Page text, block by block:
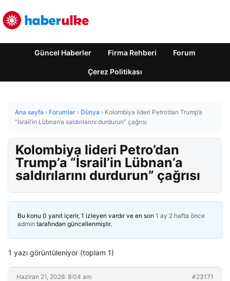
Güncel Haberler Firma Rehberi Forum
Çerez Politikası
Ana sayfa › Forumlar › Dünya › Kolombiya lideri Petro’dan Trump’a
“İsrail’in Lübnan’a saldırılarını durdurun” çağrısı
Kolombiya lideri Petro’dan
Trump’a “İsrail’in Lübnan’a
saldırılarını durdurun” çağrısı
Bu konu 0 yanıt içerir, 1 izleyen vardır ve en son 1 ay 2 hafta önce
admin tarafından güncellenmiştir.
1 yazı görüntüleniyor (toplam 1)
Haziran 21, 2026: 8:04 am #23171